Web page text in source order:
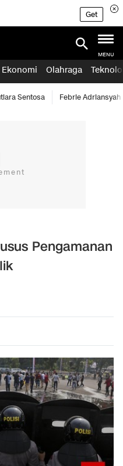
Get
MENU
Ekonomi Olahraga
Sentosa Febrie Adriansyah
Pengamanan